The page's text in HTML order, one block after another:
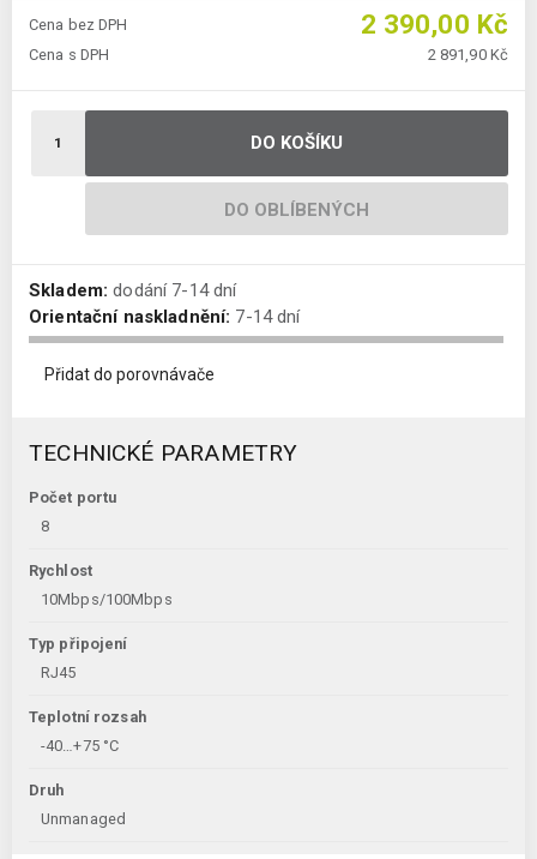
Cena bez DPH 2 390,00 Kč
Cena s DPH 2 891,90 Kč
DO KOŠÍKU
DO OBLÍBENÝCH
Skladem: dodání 7-14 dní
Orientační naskladnění: 7-14 dní
Přidat do porovnávače
TECHNICKÉ PARAMETRY
Počet portu
8
Rychlost
10Mbps/100Mbps
Typ připojení
RJ45
Teplotní rozsah
-40…+75 °C
Druh
Unmanaged